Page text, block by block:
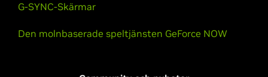
G-SYNC-Skärmar
Den molnbaserade speltjänsten GeForce NOW